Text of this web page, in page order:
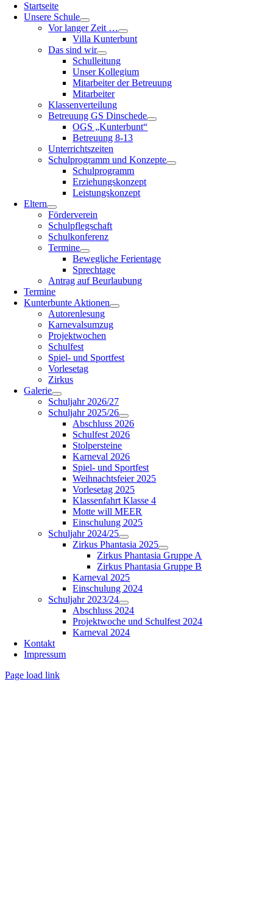
Startseite
Unsere Schule
Vor langer Zeit …
Villa Kunterbunt
Das sind wir
Schulleitung
Unser Kollegium
Mitarbeiter der Betreuung
Mitarbeiter
Klassenverteilung
Betreuung GS Dinschede
OGS „Kunterbunt“
Betreuung 8-13
Unterrichtszeiten
Schulprogramm und Konzepte
Schulprogramm
Erziehungskonzept
Leistungskonzept
Eltern
Förderverein
Schulpflegschaft
Schulkonferenz
Termine
Bewegliche Ferientage
Sprechtage
Antrag auf Beurlaubung
Termine
Kunterbunte Aktionen
Autorenlesung
Karnevalsumzug
Projektwochen
Schulfest
Spiel- und Sportfest
Vorlesetag
Zirkus
Galerie
Schuljahr 2026/27
Schuljahr 2025/26
Abschluss 2026
Schulfest 2026
Stolpersteine
Karneval 2026
Spiel- und Sportfest
Weihnachtsfeier 2025
Vorlesetag 2025
Klassenfahrt Klasse 4
Motte will MEER
Einschulung 2025
Schuljahr 2024/25
Zirkus Phantasia 2025
Zirkus Phantasia Gruppe A
Zirkus Phantasia Gruppe B
Karneval 2025
Einschulung 2024
Schuljahr 2023/24
Abschluss 2024
Projektwoche und Schulfest 2024
Karneval 2024
Kontakt
Impressum
Page load link